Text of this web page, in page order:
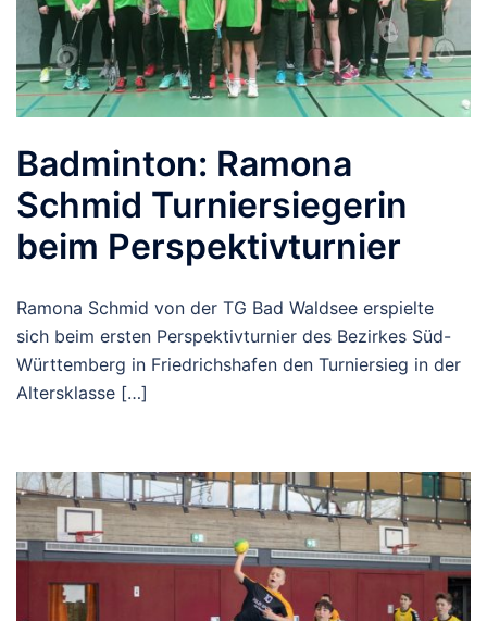
Badminton: Ramona
Schmid Turniersiegerin
beim Perspektivturnier
Ramona Schmid von der TG Bad Waldsee erspielte
sich beim ersten Perspektivturnier des Bezirkes Süd-
Württemberg in Friedrichshafen den Turniersieg in der
Altersklasse […]